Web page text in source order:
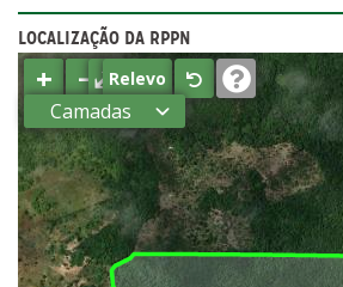
LOCALIZAÇÃO DA RPPN
+ −⤢Relevo
Camadas
Estados
Municípios
Terras
indígenas
(FUNAI)